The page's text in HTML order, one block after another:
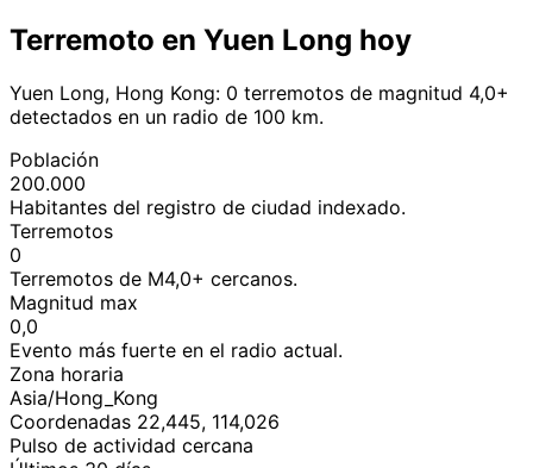
Terremoto en Yuen Long hoy
Yuen Long, Hong Kong: 0 terremotos de magnitud 4,0+
detectados en un radio de 100 km.
Población
200.000
Habitantes del registro de ciudad indexado.
Terremotos
0
Terremotos de M4,0+ cercanos.
Magnitud max
0,0
Evento más fuerte en el radio actual.
Zona horaria
Asia/Hong_Kong
Coordenadas 22,445, 114,026
Pulso de actividad cercana